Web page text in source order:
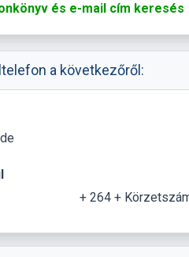
és e-mail cím keresés
a következőről:
+ 264 +